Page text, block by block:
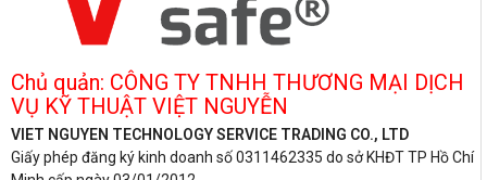
Chủ quản: CÔNG TY TNHH THƯƠNG MẠI DỊCH
VỤ KỸ THUẬT VIỆT NGUYỄN
VIET NGUYEN TECHNOLOGY SERVICE TRADING CO., LTD
Giấy phép đăng ký kinh doanh số 0311462335 do sở KHĐT TP Hồ Chí